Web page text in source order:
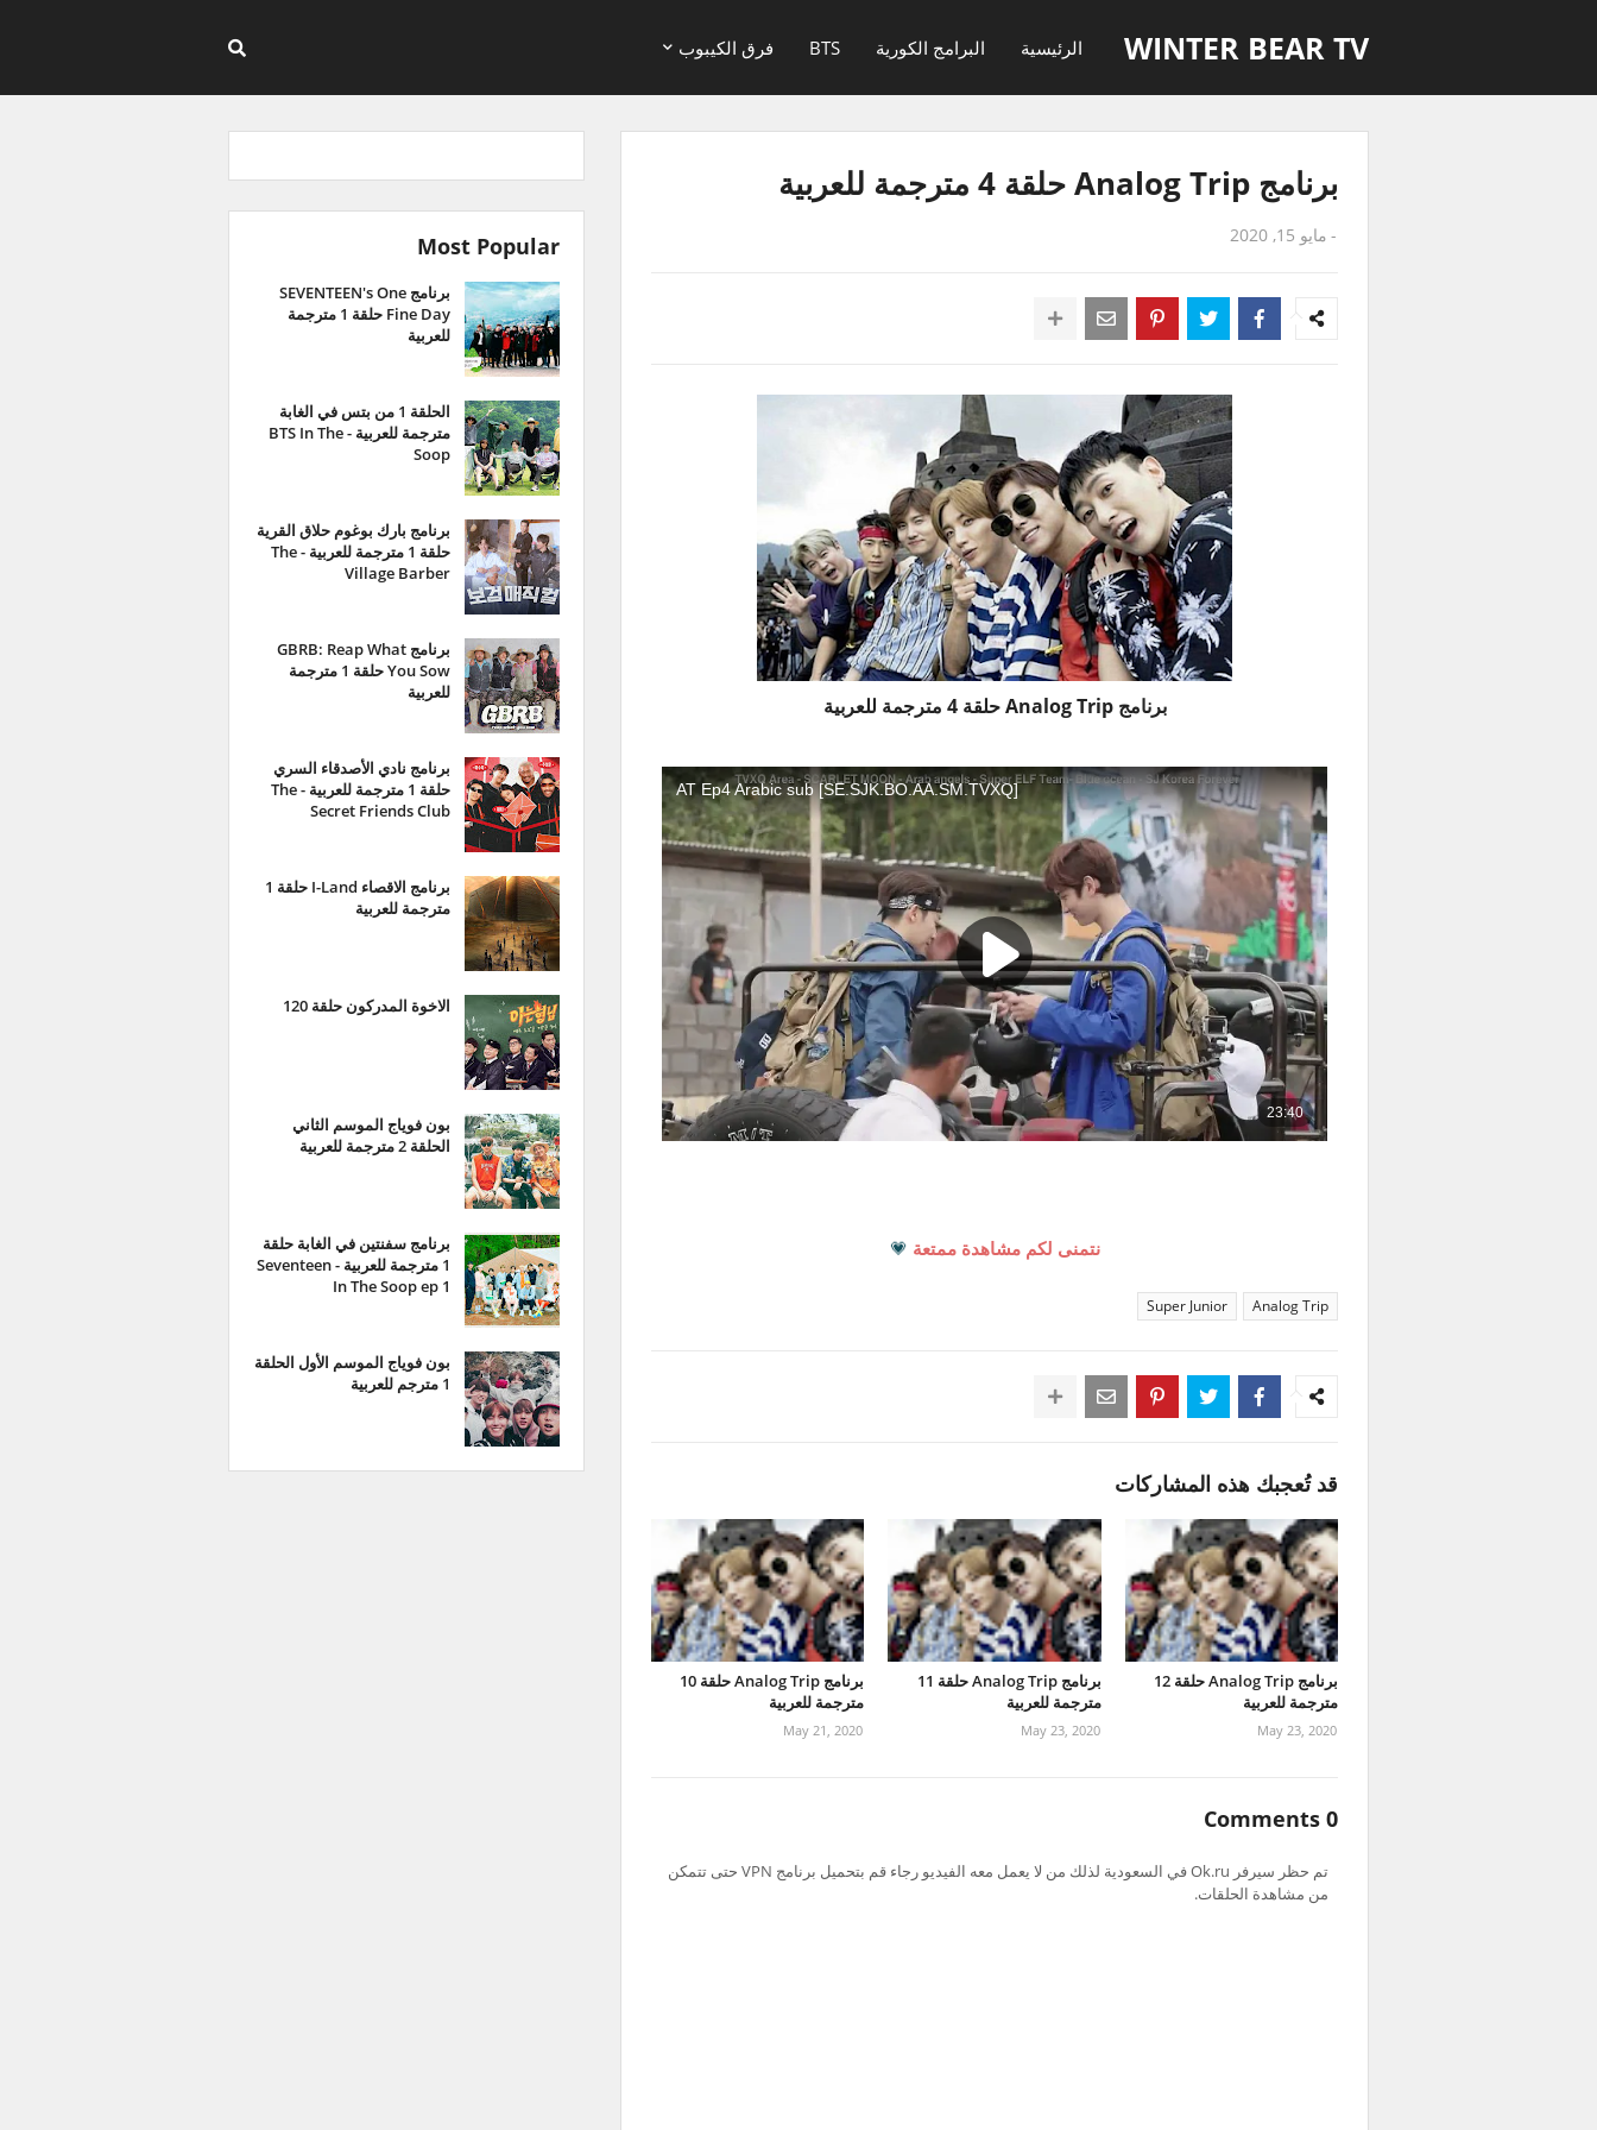
WINTER BEAR TV الرئيسية البرامج الكورية BTS فرق الكيبوب
برنامج Analog Trip حلقة 4 مترجمة للعربية
- مايو 15, 2020
برنامج Analog Trip حلقة 4 مترجمة للعربية
نتمنى لكم مشاهدة ممتعة 💗
Analog Trip
Super Junior
قد تُعجبك هذه المشاركات
برنامج Analog Trip حلقة 12
مترجمة للعربية
May 23, 2020
برنامج Analog Trip حلقة 11
مترجمة للعربية
May 23, 2020
برنامج Analog Trip حلقة 10
مترجمة للعربية
May 21, 2020
0 Comments
تم حظر سيرفر Ok.ru في السعودية لذلك من لا يعمل معه الفيديو رجاء قم بتحميل برنامج VPN حتى تتمكن
من مشاهدة الحلقات.
Most Popular
برنامج SEVENTEEN's One
Fine Day حلقة 1 مترجمة
للعربية
الحلقة 1 من بتس في الغابة
مترجمة للعربية - BTS In The
Soop
برنامج بارك بوغوم حلاق القرية
حلقة 1 مترجمة للعربية - The
Village Barber
برنامج GBRB: Reap What
You Sow حلقة 1 مترجمة
للعربية
برنامج نادي الأصدقاء السري
حلقة 1 مترجمة للعربية - The
Secret Friends Club
برنامج الاقصاء I-Land حلقة 1
مترجمة للعربية
الاخوة المدركون حلقة 120
بون فوياج الموسم الثاني
الحلقة 2 مترجمة للعربية
برنامج سفنتين في الغابة حلقة
1 مترجمة للعربية - Seventeen
In The Soop ep 1
بون فوياج الموسم الأول الحلقة
1 مترجم للعربية